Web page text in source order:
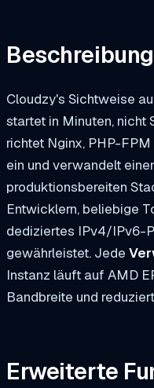
Beschreibung
Cloudzy's Sichtweise
startet in Minuten, nicht
richtet Nginx, PHP-
ein und verwandelt
produktionsbereiten
Entwicklern, beliebige
dediziertes IPv4/IPv6-
gewährleistet. Jede
Instanz läuft auf AMD
Bandbreite und
Erweiterte